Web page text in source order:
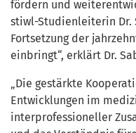
fördern und
stiwl-Studienleiterin Dr.
Fortsetzung der
einbringt“, erklärt Dr.
„Die gestärkte
Entwicklungen im
interprofessioneller